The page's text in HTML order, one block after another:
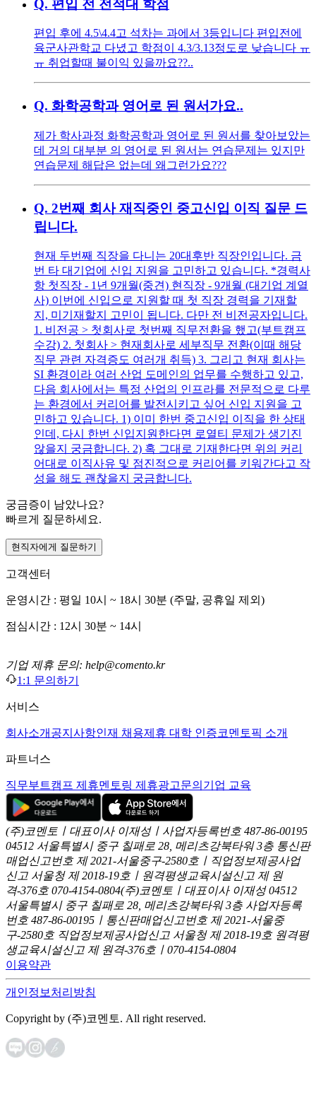
Q. 편입 전 전적대 학점
편입 후에 4.5\4.4고 석차는 과에서 3등입니다 편입전에
육군사관학교 다녔고 학점이 4.3/3.13정도로 낮습니다 ㅠ
ㅠ 취업할때 불이익 있을까요??..
Q. 화학공학과 영어로 된 원서가요..
제가 학사과정 화학공학과 영어로 된 원서를 찾아보았는
데 거의 대부분 의 영어로 된 원서는 연습문제는 있지만
연습문제 해답은 없는데 왜그런가요???
Q. 2번째 회사 재직중인 중고신입 이직 질문 드
립니다.
현재 두번째 직장을 다니는 20대후반 직장인입니다. 금
번 타 대기업에 신입 지원을 고민하고 있습니다. *경력사
항 첫직장 - 1년 9개월(중견) 현직장 - 9개월 (대기업 계열
사) 이번에 신입으로 지원할 때 첫 직장 경력을 기재할
지, 미기재할지 고민이 됩니다. 다만 전 비전공자입니다.
1. 비전공 > 첫회사로 첫번째 직무전환을 했고(부트캠프
수강) 2. 첫회사 > 현재회사로 세부직무 전환(이때 해당
직무 관련 자격증도 여러개 취득) 3. 그리고 현재 회사는
SI 환경이라 여러 산업 도메인의 업무를 수행하고 있고,
다음 회사에서는 특정 산업의 인프라를 전문적으로 다루
는 환경에서 커리어를 발전시키고 싶어 신입 지원을 고
민하고 있습니다. 1) 이미 한번 중고신입 이직을 한 상태
인데, 다시 한번 신입지원한다면 로열티 문제가 생기진
않을지 궁금합니다. 2) 혹 그대로 기재한다면 위의 커리
어대로 이직사유 및 점진적으로 커리어를 키워간다고 작
성을 해도 괜찮을지 궁금합니다.
궁금증이 남았나요?
빠르게 질문하세요.
현직자에게 질문하기
고객센터
운영시간 : 평일 10시 ~ 18시 30분 (주말, 공휴일 제외)
점심시간 : 12시 30분 ~ 14시
기업 제휴 문의: help@comento.kr
1:1 문의하기
서비스
회사소개 공지사항인재 채용제휴 대학 인증코멘토픽 소개
파트너스
직무부트캠프 제휴멘토링 제휴광고문의 기업 교육
(주)코멘토ㅣ대표이사 이재성ㅣ사업자등록번호 487-86-00195
04512 서울특별시 중구 칠패로 28, 메리츠강북타워 3층 통신판
매업신고번호 제 2021-서울중구-2580호ㅣ직업정보제공사업
신고 서울청 제 2018-19호ㅣ원격평생교육시설신고 제 원
격-376호 070-4154-0804(주)코멘토ㅣ대표이사 이재성 04512
서울특별시 중구 칠패로 28, 메리츠강북타워 3층 사업자등록
번호 487-86-00195ㅣ통신판매업신고번호 제 2021-서울중
구-2580호 직업정보제공사업신고 서울청 제 2018-19호 원격평
생교육시설신고 제 원격-376호ㅣ070-4154-0804
이용약관
개인정보처리방침
Copyright by (주)코멘토. All right reserved.